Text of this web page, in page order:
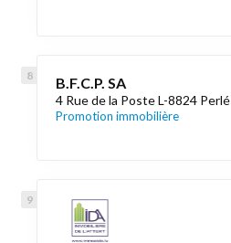
B.F.C.P. SA
4 Rue de la Poste L-8824 Perlé
Promotion immobilière